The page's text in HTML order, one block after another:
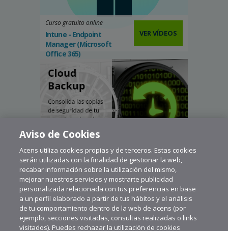
Curso gratuito online
Intune - Endpoint
Manager (Microsoft
Office 365)
VER VÍDEOS
Aviso de Cookies
Acens utiliza cookies propias y de terceros. Estas cookies
serán utilizadas con la finalidad de gestionar la web,
recabar información sobre la utilización del mismo,
mejorar nuestros servicios y mostrarte publicidad
personalizada relacionada con tus preferencias en base
a un perfil elaborado a partir de tus hábitos y el análisis
de tu comportamiento dentro de la web de acens (por
ejemplo, secciones visitadas, consultas realizadas o links
visitados). Puedes rechazar la utilización de cookies